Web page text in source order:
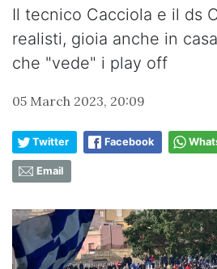
Il tecnico Cacciola e il ds
realisti, gioia anche in
che "vede" i play off
05 March 2023, 20:09
Twitter Facebook
Email